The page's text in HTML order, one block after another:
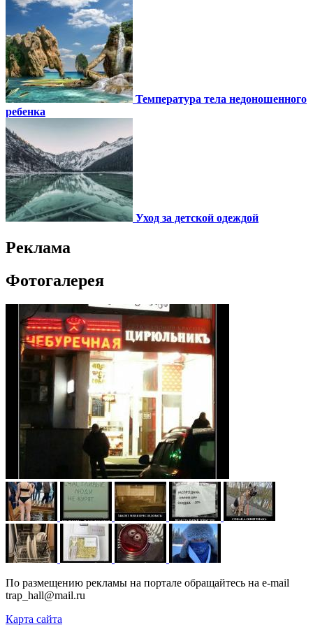
Температура тела недоношенного
ребенка
Уход за детской одеждой
Реклама
Фотогалерея
По размещению рекламы на портале обращайтесь на e-mail
trap_hall@mail.ru
Карта сайта